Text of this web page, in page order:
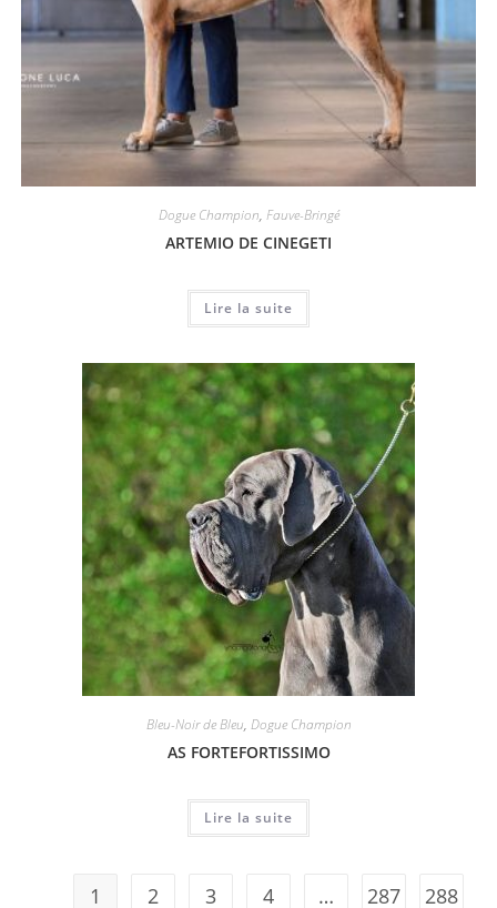
Dogue Champion, Fauve-Bringé
ARTEMIO DE CINEGETI
Lire la suite
Bleu-Noir de Bleu, Dogue Champion
AS FORTEFORTISSIMO
Lire la suite
1 2 3 4 … 287 288